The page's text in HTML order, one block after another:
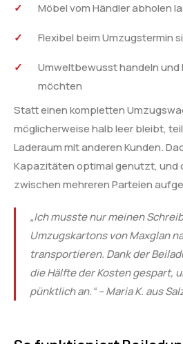
Möbel vom Händler abholen
Flexibel beim Umzugstermin
Umweltbewusst handeln und
möchten
Statt einen kompletten
möglicherweise halb leer bleibt,
Laderaum mit anderen Kunden.
Kapazitäten optimal genutzt, und
zwischen mehreren Parteien
„Ich musste nur meinen
Umzugskartons von Maxglan
transportieren. Dank der
die Hälfte der Kosten gespart,
pünktlich an.“ – Maria K. aus